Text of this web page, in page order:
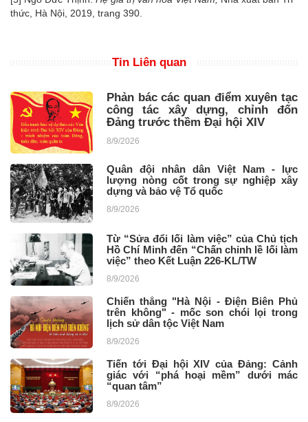
thức, Hà Nội, 2019, trang 390.
Tin Liên quan
Phản bác các quan điểm xuyên tạc
công tác xây dựng, chỉnh đốn
Đảng trước thềm Đại hội XIV
8/9/2026
Quân đội nhân dân Việt Nam - lực
lượng nòng cốt trong sự nghiệp xây
dựng và bảo vệ Tổ quốc
8/9/2026
Từ “Sửa đổi lối làm việc” của Chủ tịch
Hồ Chí Minh đến “Chấn chỉnh lề lối làm
việc” theo Kết Luận 226-KL/TW
8/9/2026
Chiến thắng "Hà Nội - Điện Biên Phủ
trên không" - mốc son chói lọi trong
lịch sử dân tộc Việt Nam
8/9/2026
Tiến tới Đại hội XIV của Đảng: Cảnh
giác với “phá hoại mềm” dưới mác
“quan tâm”
8/9/2026